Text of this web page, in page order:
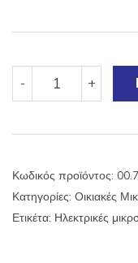
-
Ηλεκτρικό
μπρίκι
+
Κωδικός προϊόντος:
Κατηγορίες: Οικιακές
Ετικέτα: Ηλεκτρικές